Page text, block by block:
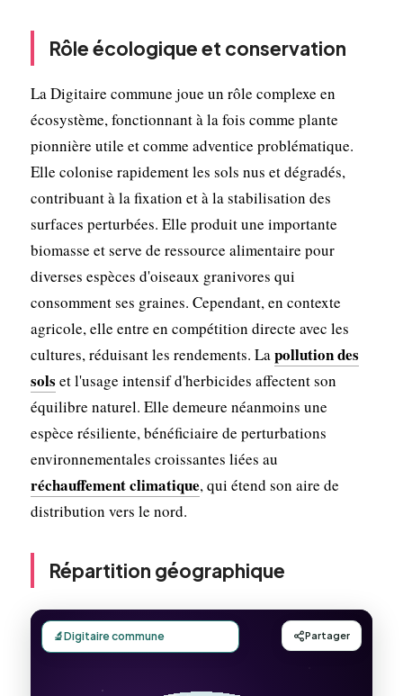
Rôle écologique et conservation
La Digitaire commune joue un rôle complexe en
écosystème, fonctionnant à la fois comme plante
pionnière utile et comme adventice problématique.
Elle colonise rapidement les sols nus et dégradés,
contribuant à la fixation et à la stabilisation des
surfaces perturbées. Elle produit une importante
biomasse et serve de ressource alimentaire pour
diverses espèces d'oiseaux granivores qui
consomment ses graines. Cependant, en contexte
agricole, elle entre en compétition directe avec les
cultures, réduisant les rendements. Lapollution des
sols et l'usage intensif d'herbicides affectent son
équilibre naturel. Elle demeure néanmoins une
espèce résiliente, bénéficiaire de perturbations
environnementales croissantes liées au
réchauffement climatique, qui étend son aire de
distribution vers le nord.
Répartition géographique